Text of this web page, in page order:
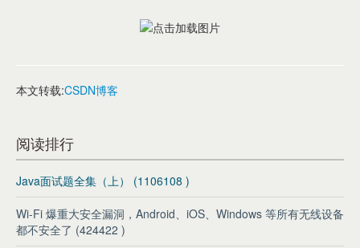
本文转载:CSDN博客
阅读排行
Java面试题全集（上） (1106108 )
Wi-Fi 爆重大安全漏洞，Android、iOS、Windows 等所有无线设备
都不安全了 (424422 )